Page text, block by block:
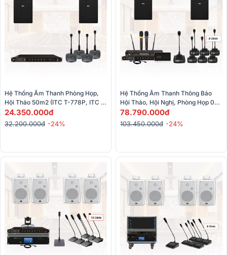
Hệ Thống Âm Thanh Phòng Họp,
Hội Thảo 50m2 (ITC T-778P, ITC
T-120DTB, ITC T-621)
24.350.000đ
32.200.000đ -24%
Hệ Thống Âm Thanh Thông Báo
Hội Thảo, Hội Nghị, Phòng Họp 05
- 10 Mic (ITC TF-0502, TS-6221M,
TI-120DTB,T-774PW,...)
78.790.000đ
103.450.000đ -24%